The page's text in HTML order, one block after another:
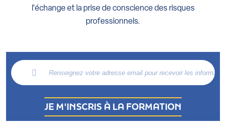
l'échange et la prise de conscience des risques
professionnels.